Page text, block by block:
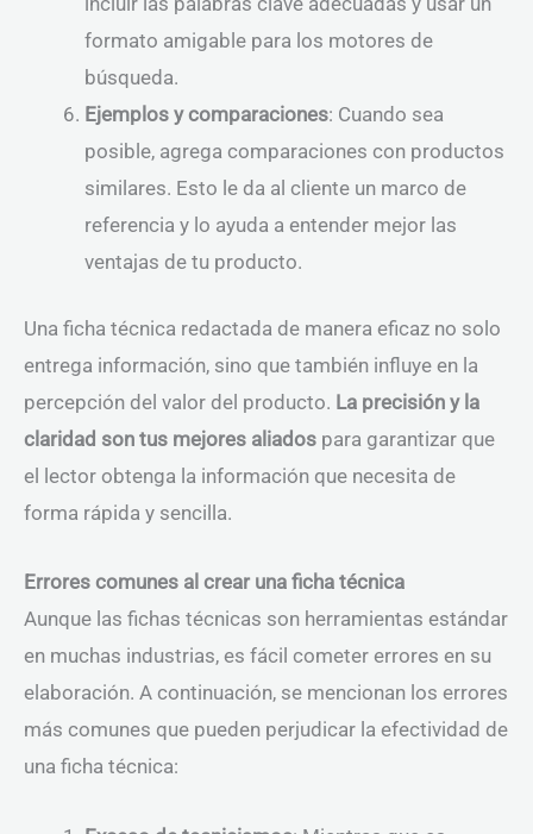
formato amigable para los motores de
búsqueda.
Ejemplos y comparaciones: Cuando sea
posible, agrega comparaciones con productos
similares. Esto le da al cliente un marco de
referencia y lo ayuda a entender mejor las
ventajas de tu producto.
Una ficha técnica redactada de manera eficaz no solo
entrega información, sino que también influye en la
percepción del valor del producto. La precisión y la
claridad son tus mejores aliados para garantizar que
el lector obtenga la información que necesita de
forma rápida y sencilla.
Errores comunes al crear una ficha técnica
Aunque las fichas técnicas son herramientas estándar
en muchas industrias, es fácil cometer errores en su
elaboración. A continuación, se mencionan los errores
más comunes que pueden perjudicar la efectividad de
una ficha técnica: